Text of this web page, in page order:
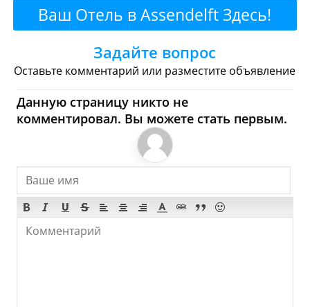
Булочные
Супермаркеты
Торговые Центры
Assendelft - Где купить?
Магазины, Шоппинг
Продукты
Булочные
Супермаркеты
Мода
Одежда
Обувь
Ваш Отель в Assendelft Здесь!
Задайте вопрос
Оставьте комментарий или разместите объявление
Данную страницу никто не
комментировал. Вы можете стать первым.